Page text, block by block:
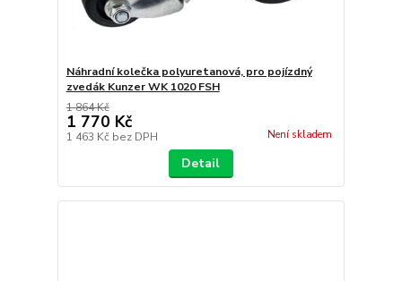
Náhradní kolečka polyuretanová, pro pojízdný
zvedák Kunzer WK 1020 FSH
1 864 Kč
1 770 Kč
1 463 Kč bez DPH Není skladem
Detail